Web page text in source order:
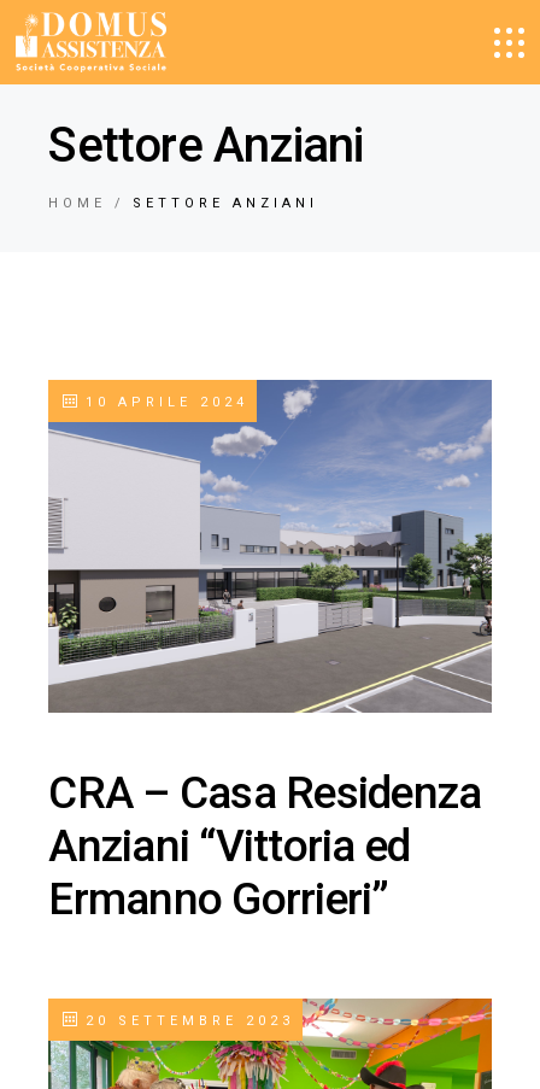
Settore Anziani
HOME SETTORE ANZIANI
10 APRILE 2024
CRA – Casa Residenza
Anziani “Vittoria ed
Ermanno Gorrieri”
20 SETTEMBRE 2023